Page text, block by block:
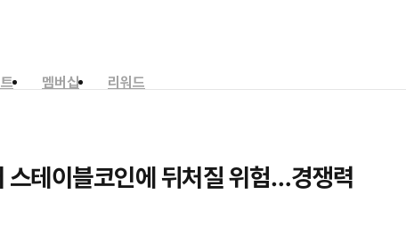
멤버십
리워드
스테이블코인에 뒤처질 위험…경쟁력